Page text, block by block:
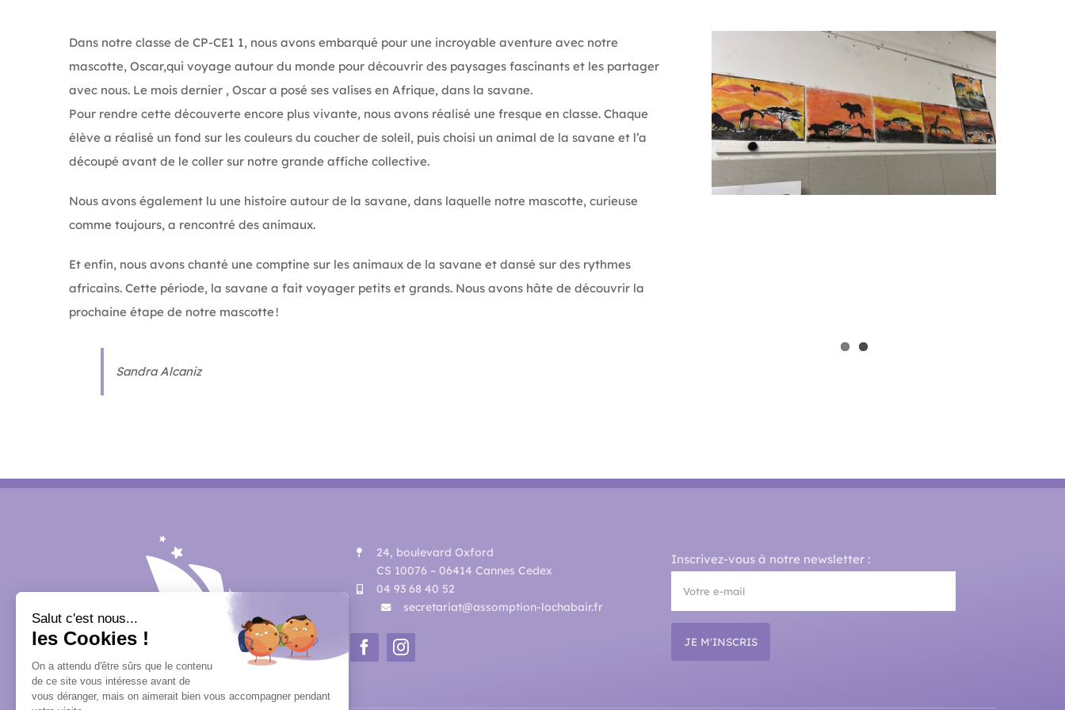
PASTORALE
APEL
CONTACT
Dans notre classe de CP-CE1 1, nous avons embarqué pour une incroyable aventure avec notre
mascotte, Oscar,qui voyage autour du monde pour découvrir des paysages fascinants et les partager
avec nous. Le mois dernier , Oscar a posé ses valises en Afrique, dans la savane.
Pour rendre cette découverte encore plus vivante, nous avons réalisé une fresque en classe. Chaque
élève a réalisé un fond sur les couleurs du coucher de soleil, puis choisi un animal de la savane et l’a
découpé avant de le coller sur notre grande affiche collective.
Nous avons également lu une histoire autour de la savane, dans laquelle notre mascotte, curieuse
comme toujours, a rencontré des animaux.
Et enfin, nous avons chanté une comptine sur les animaux de la savane et dansé sur des rythmes
africains. Cette période, la savane a fait voyager petits et grands. Nous avons hâte de découvrir la
prochaine étape de notre mascotte !
Sandra Alcaniz
24, boulevard Oxford
CS 10076 – 06414 Cannes Cedex
04 93 68 40 52
secretariat@assomption-lochabair.fr
Inscrivez-vous à notre newsletter :